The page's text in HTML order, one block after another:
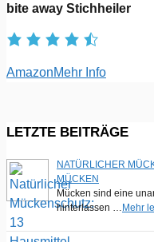
bite away Stichheiler
AmazonMehr Info
LETZTE BEITRÄGE
NATÜRLICHER
MÜCKEN
Mücken sind eine
hinterlassen … Mehr